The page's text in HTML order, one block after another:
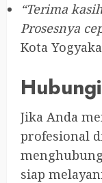
“Terima
Prosesnya
Kota
Jika Anda
profesional
siap